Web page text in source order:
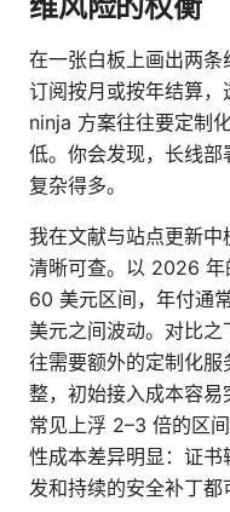
维风险的权衡
在一张白板上画出两条
订阅按月或按年结算
ninja 方案往往要定制
低。你会发现，长线
复杂得多。
我在文献与站点更新中
清晰可查。以 2026
60 美元区间，年付通
美元之间波动。对比
往需要额外的定制化
整，初始接入成本容
常见上浮 2–3 倍的区
性成本差异明显：证
发和持续的安全补丁都